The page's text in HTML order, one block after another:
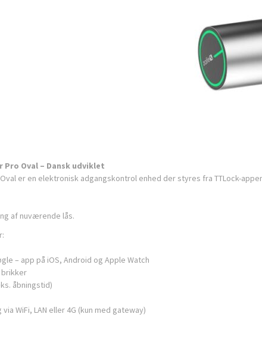
Pro Oval – Dansk udviklet
er en elektronisk adgangskontrol enhed der styres fra TTLock-
af nuværende lås.
– app på iOS, Android og Apple Watch
brikker
åbningstid)
via WiFi, LAN eller 4G (kun med gateway)